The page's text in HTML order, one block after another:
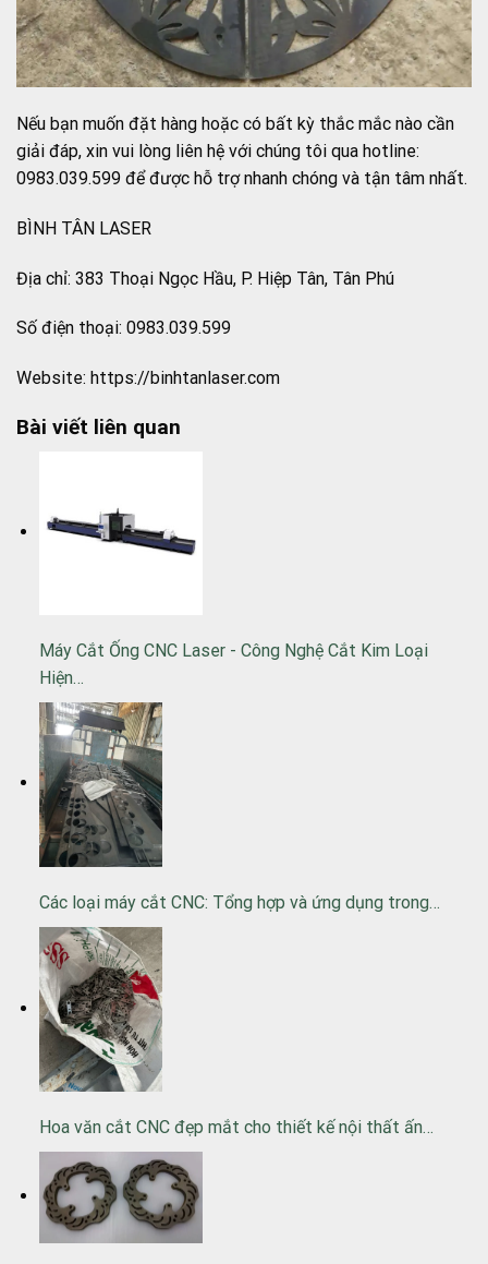
Nếu bạn muốn đặt hàng hoặc có bất kỳ thắc mắc nào cần
giải đáp, xin vui lòng liên hệ với chúng tôi qua hotline:
0983.039.599 để được hỗ trợ nhanh chóng và tận tâm nhất.
BÌNH TÂN LASER
Địa chỉ: 383 Thoại Ngọc Hầu, P. Hiệp Tân, Tân Phú
Số điện thoại: 0983.039.599
Website: https://binhtanlaser.com
Bài viết liên quan
Máy Cắt Ống CNC Laser - Công Nghệ Cắt Kim Loại
Hiện…
Các loại máy cắt CNC: Tổng hợp và ứng dụng trong…
Hoa văn cắt CNC đẹp mắt cho thiết kế nội thất ấn…